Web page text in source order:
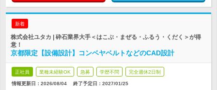
新着
株式会社ユタカ | 砕石業界大手＜はこぶ・まぜる・ふるう・くだく＞が得
意！
京都限定【設備設計】コンベヤベルトなどのCAD設計
正社員 業種未経験OK 急募 学歴不問 完全週休2日制
情報更新日：2026/08/04 終了予定日： 2027/01/25